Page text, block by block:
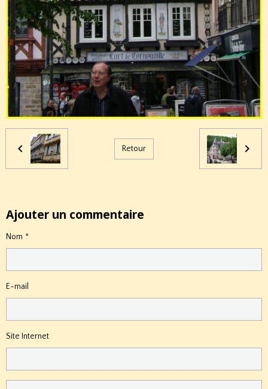
Retour
Ajouter un commentaire
Nom
E-mail
Site Internet